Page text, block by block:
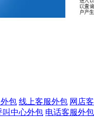
包 线上客服外包 网店客
叫中心外包 电话客服外包